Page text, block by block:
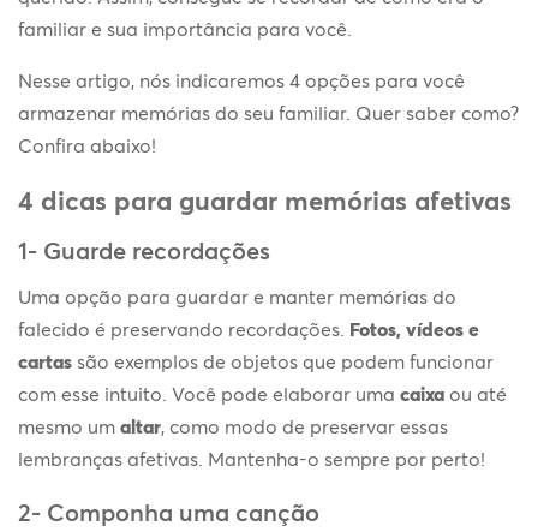
familiar e sua importância para você.
Nesse artigo, nós indicaremos 4 opções para você
armazenar memórias do seu familiar. Quer saber como?
Confira abaixo!
4 dicas para guardar memórias afetivas
1- Guarde recordações
Uma opção para guardar e manter memórias do
falecido é preservando recordações. Fotos, vídeos e
cartas são exemplos de objetos que podem funcionar
com esse intuito. Você pode elaborar uma caixa ou até
mesmo um altar, como modo de preservar essas
lembranças afetivas. Mantenha-o sempre por perto!
2- Componha uma canção